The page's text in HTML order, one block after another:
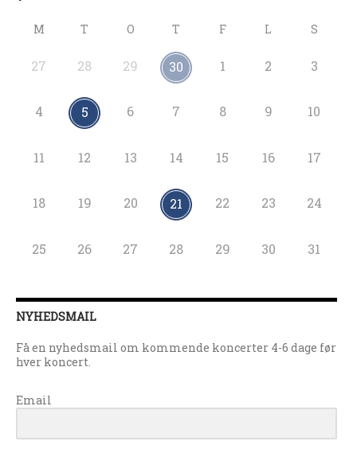
M T O T F L S
27 28 29 30 1 2 3
4 5 6 7 8 9 10
11 12 13 14 15 16 17
18 19 20 21 22 23 24
25 26 27 28 29 30 31
NYHEDSMAIL
Få en nyhedsmail om kommende koncerter 4-6 dage før
hver koncert.
Email